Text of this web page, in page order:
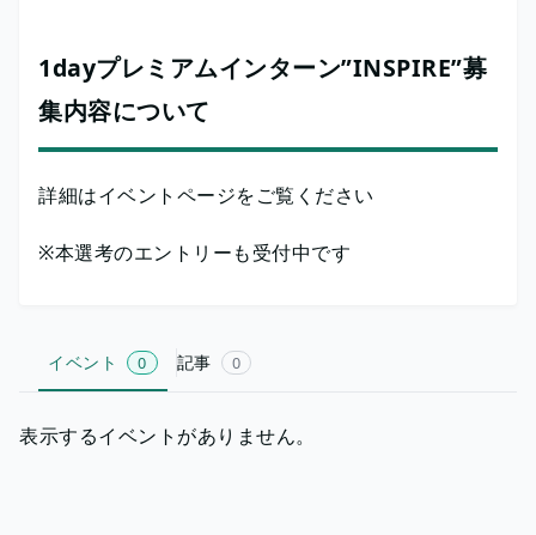
1dayプレミアムインターン”INSPIRE”募
集内容について
詳細はイベントページをご覧ください
※本選考のエントリーも受付中です
イベント 0 記事 0
表示するイベントがありません。